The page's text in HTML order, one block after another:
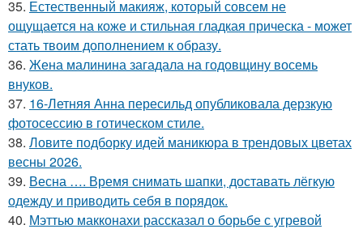
35. Естественный макияж, который совсем не
ощущается на коже и стильная гладкая прическа - может
стать твоим дополнением к образу.
36. Жена малинина загадала на годовщину восемь
внуков.
37. 16-Летняя Анна пересильд опубликовала дерзкую
фотосессию в готическом стиле.
38. Ловите подборку идей маникюра в трендовых цветах
весны 2026.
39. Весна …. Время снимать шапки, доставать лёгкую
одежду и приводить себя в порядок.
40. Мэттью макконахи рассказал о борьбе с угревой